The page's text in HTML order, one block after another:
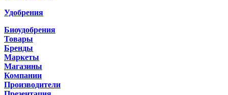
Удобрения
Биоудобрения
Товары
Бренды
Маркеты
Магазины
Компании
Производители